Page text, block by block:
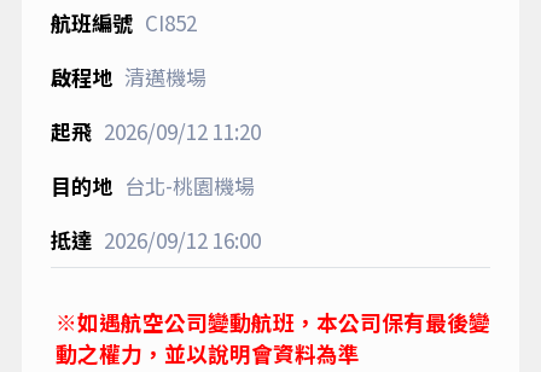
台北-桃園機場
2026/09/08
清邁機場
2026/09/0810:20
5
CI852